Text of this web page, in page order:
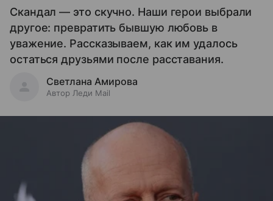
Скандал — это скучно. Наши герои выбрали
другое: превратить бывшую любовь в
уважение. Рассказываем, как им удалось
остаться друзьями после расставания.
Светлана Амирова
Автор Леди Mail